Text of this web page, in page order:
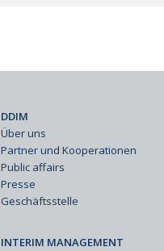
DDIM
Über uns
Partner und Kooperationen
Public affairs
Presse
Geschäftsstelle
INTERIM MANAGEMENT